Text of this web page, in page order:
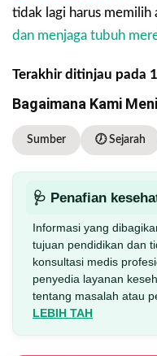
tidak lagi harus memilih
dan menjaga tubuh
Terakhir ditinjau pada
Bagaimana Kami
Sumber 🕖 Sejarah
🩺 Penafian
Informasi yang
tujuan pendidikan dan
konsultasi medis
penyedia layanan
tentang masalah atau
LEBIH TAH